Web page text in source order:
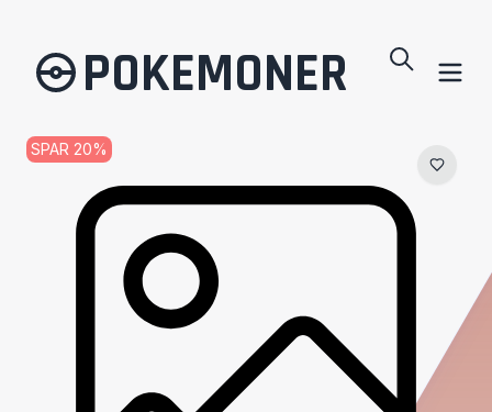
POKEMONER
SPAR 20%